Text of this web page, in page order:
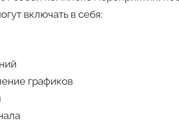
включать в себя:
графиков